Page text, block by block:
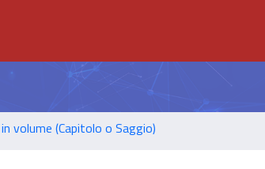
volume (Capitolo o Saggio)